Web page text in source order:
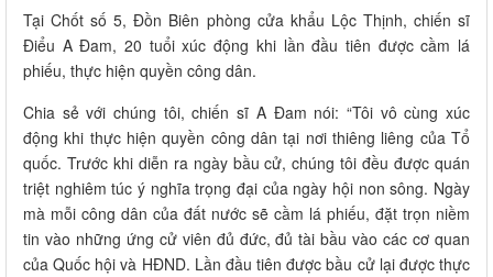
Tại Chốt số 5, Đồn Biên phòng cửa khẩu Lộc Thịnh, chiến sĩ
Điểu A Đam, 20 tuổi xúc động khi lần đầu tiên được cầm lá
phiếu, thực hiện quyền công dân.
Chia sẻ với chúng tôi, chiến sĩ A Đam nói: “Tôi vô cùng xúc
động khi thực hiện quyền công dân tại nơi thiêng liêng của Tổ
quốc. Trước khi diễn ra ngày bầu cử, chúng tôi đều được quán
triệt nghiêm túc ý nghĩa trọng đại của ngày hội non sông. Ngày
mà mỗi công dân của đất nước sẽ cầm lá phiếu, đặt trọn niềm
tin vào những ứng cử viên đủ đức, đủ tài bầu vào các cơ quan
của Quốc hội và HĐND. Lần đầu tiên được bầu cử lại được thực